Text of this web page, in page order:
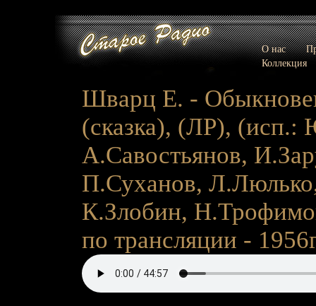
О нас
Коллекция
Шварц Е. -
(сказка), (ЛР),
А.Савостьянов,
П.Суханов,
К.Злобин,
по трансляции -